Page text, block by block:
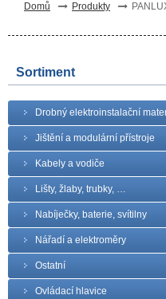
Domů Produkty
Sortiment
Drobný elektroinstalační
Jištění a modulární přístroje
Kabely a vodiče
Lišty, žlaby, trubky, …
Nabíječky, baterie, svítilny
Nářadí a elektroměry
Ostatní
Ovládací hlavice